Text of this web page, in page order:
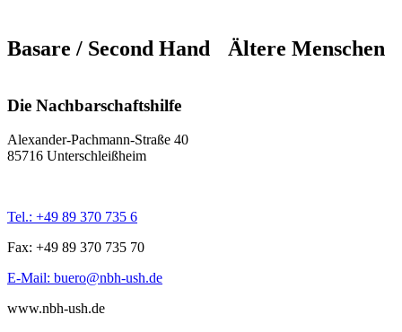
Basare / Second Hand Ältere Menschen
Die Nachbarschaftshilfe
Alexander-Pachmann-Straße 40
85716 Unterschleißheim
Tel.: +49 89 370 735 6
Fax: +49 89 370 735 70
E-Mail: buero@nbh-ush.de
www.nbh-ush.de